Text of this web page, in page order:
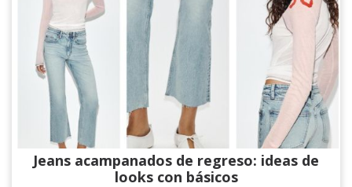
Jeans acampanados de regreso: ideas de
looks con básicos